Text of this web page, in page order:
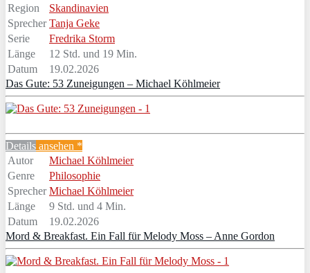
Region
Skandinavien
Sprecher Tanja Geke
Serie
Fredrika Storm
Länge
12 Std. und 19 Min.
Datum
19.02.2026
Das Gute: 53 Zuneigungen – Michael Köhlmeier
Details ansehen *
Autor
Michael Köhlmeier
Genre
Philosophie
Sprecher Michael Köhlmeier
Länge
9 Std. und 4 Min.
Datum
19.02.2026
Mord & Breakfast. Ein Fall für Melody Moss – Anne Gordon